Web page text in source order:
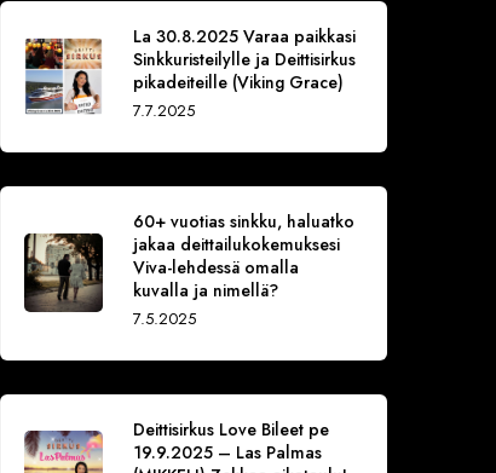
La 30.8.2025 Varaa paikkasi
Sinkkuristeilylle ja Deittisirkus
pikadeiteille (Viking Grace)
7.7.2025
60+ vuotias sinkku, haluatko
jakaa deittailukokemuksesi
Viva-lehdessä omalla
kuvalla ja nimellä?
7.5.2025
Deittisirkus Love Bileet pe
19.9.2025 – Las Palmas